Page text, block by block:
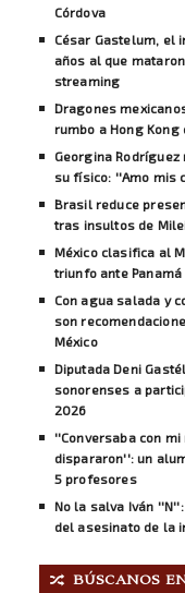
Córdova
César Gastelum, el
años al que
streaming
Dragones
rumbo a Hong
Georgina
su físico: ''Amo mis
Brasil reduce
tras insultos de
México clasifica al
triunfo ante Panamá
Con agua salada y
son
México
Diputada Deni
sonorenses a
2026
''Conversaba con
dispararon'': un
5 profesores
No la salva Iván
del asesinato de la
🔀 BÚSCANOS